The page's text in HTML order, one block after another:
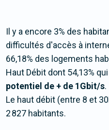
Il y a encore 3% des
difficultés d'accès à
66,18% des logements
Haut Débit dont 54,13%
potentiel de + de 1Gbit/s.
Le haut débit (entre 8 et
2 827 habitants.